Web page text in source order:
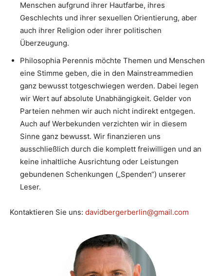
Menschen aufgrund ihrer Hautfarbe, ihres
Geschlechts und ihrer sexuellen Orientierung, aber
auch ihrer Religion oder ihrer politischen
Überzeugung.
Philosophia Perennis möchte Themen und Menschen
eine Stimme geben, die in den Mainstreammedien
ganz bewusst totgeschwiegen werden. Dabei legen
wir Wert auf absolute Unabhängigkeit. Gelder von
Parteien nehmen wir auch nicht indirekt entgegen.
Auch auf Werbekunden verzichten wir in diesem
Sinne ganz bewusst. Wir finanzieren uns
ausschließlich durch die komplett freiwilligen und an
keine inhaltliche Ausrichtung oder Leistungen
gebundenen Schenkungen („Spenden“) unserer
Leser.
Kontaktieren Sie uns: davidbergerberlin@gmail.com